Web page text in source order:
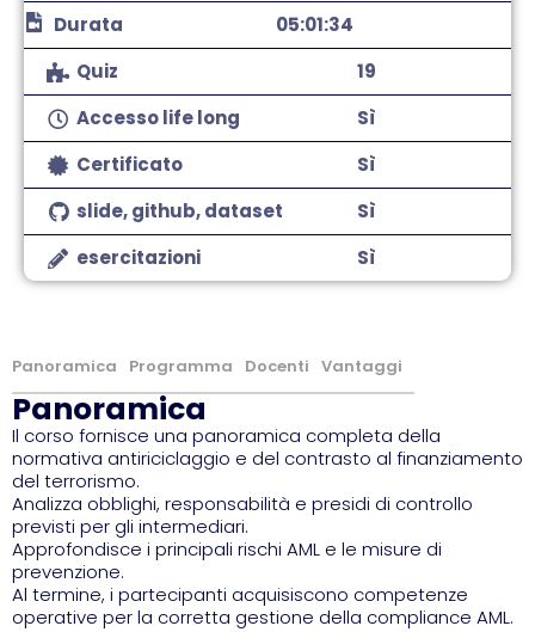
Panoramica Programma Docenti Vantaggi
Panoramica
Il corso fornisce una panoramica completa della
normativa antiriciclaggio e del contrasto al finanziamento
del terrorismo.
Analizza obblighi, responsabilità e presidi di controllo
previsti per gli intermediari.
Approfondisce i principali rischi AML e le misure di
prevenzione.
Al termine, i partecipanti acquisiscono competenze
operative per la corretta gestione della compliance AML.
Durata
05:01:34
Quiz
19
Accesso life long
Sì
Certificato
Sì
slide, github, dataset
Sì
esercitazioni
Sì